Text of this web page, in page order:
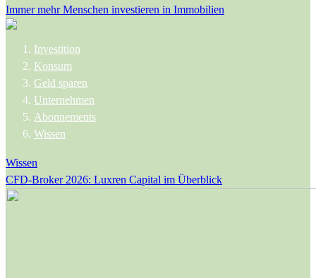
Immer mehr Menschen investieren in Immobilien
Investition
Konsum
Geld sparen
Unternehmen
Abonnements
Wissen
Wissen
CFD-Broker 2026: Luxren Capital im Überblick